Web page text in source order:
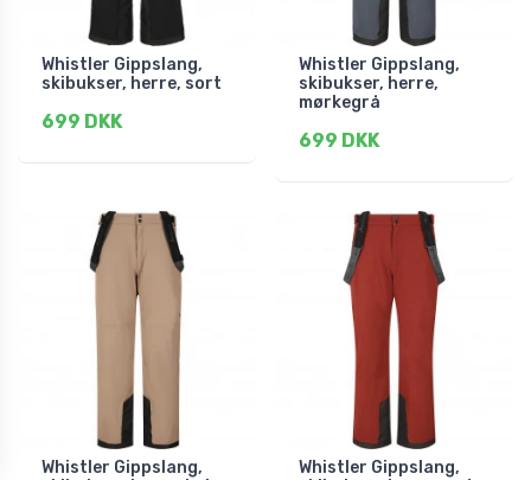
Whistler Gippslang,
skibukser, herre, sort
699 DKK
Whistler Gippslang,
skibukser, herre,
mørkegrå
699 DKK
Whistler Gippslang,
Whistler Gippslang,